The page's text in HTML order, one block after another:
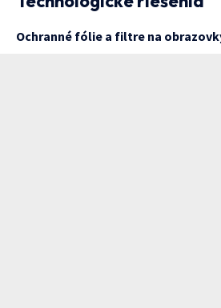
Ochranné fólie a filtre na